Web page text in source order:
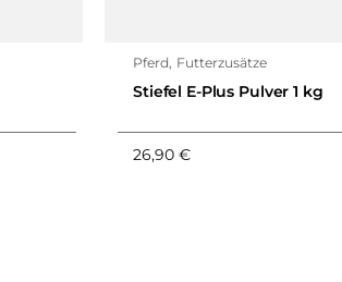
Pferd, Futterzusätze
Stiefel E-Plus Pulver 1 kg
26,90€